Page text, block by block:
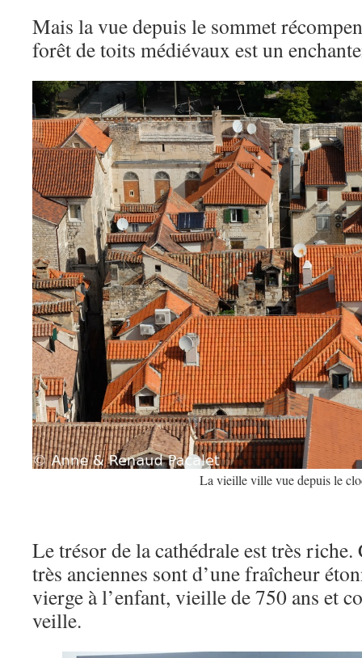
Mais la vue depuis le sommet
forêt de toits médiévaux est un
La vieille ville vue depuis le
Le trésor de la cathédrale est très
très anciennes sont d’une fraîcheur
vierge à l’enfant, vieille de 750 ans et
veille.